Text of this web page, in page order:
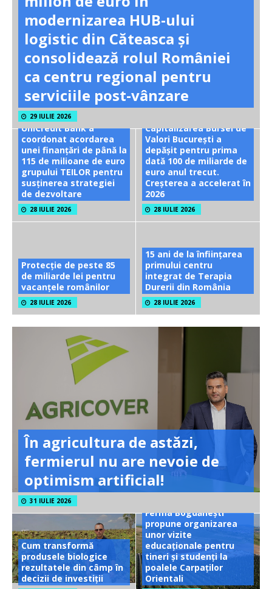
modernizarea HUB-ului
logistic din Căteasca și
consolidează rolul României
ca centru regional pentru
serviciile post-vânzare
29 IULIE 2026
UniCredit Bank a
coordonat acordarea
unei finanțări de până la
115 de milioane de euro
grupului TEILOR pentru
susținerea strategiei
de dezvoltare
28 IULIE 2026
Capitalizarea Bursei de
Valori București a
depășit pentru prima
dată 100 de miliarde de
euro anul trecut.
Creșterea a accelerat în
2026
28 IULIE 2026
Protecție de peste 85
de miliarde lei pentru
vacanțele românilor
28 IULIE 2026
15 ani de la înființarea
primului centru
integrat de Terapia
Durerii din România
28 IULIE 2026
În agricultura de astăzi,
fermierul nu are nevoie de
optimism artificial!
31 IULIE 2026
Cum transformă
produsele biologice
rezultatele din câmp în
decizii de investiții
Ferma Bogdănești
propune organizarea
unor vizite
educaționale pentru
tineri și studenți la
poalele Carpaților
Orientali